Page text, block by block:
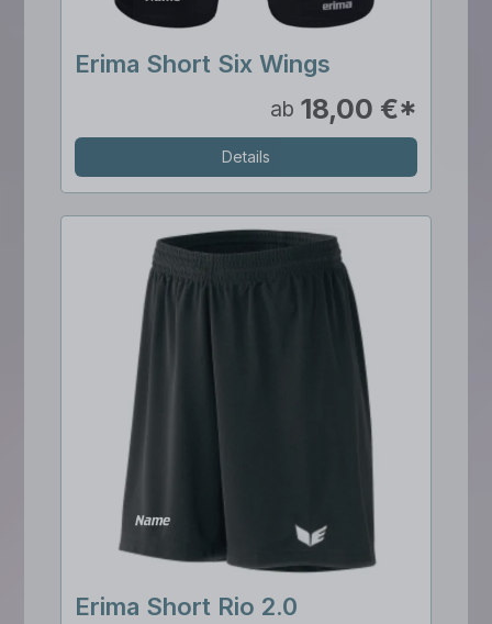
Erima Short Six Wings
ab 18,00 €*
Details
Erima Short Rio 2.0